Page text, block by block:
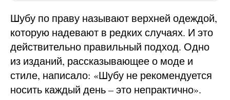
Шубу по праву называют верхней одеждой,
которую надевают в редких случаях. И это
действительно правильный подход. Одно
из изданий, рассказывающее о моде и
стиле, написало: «Шубу не рекомендуется
носить каждый день – это непрактично».